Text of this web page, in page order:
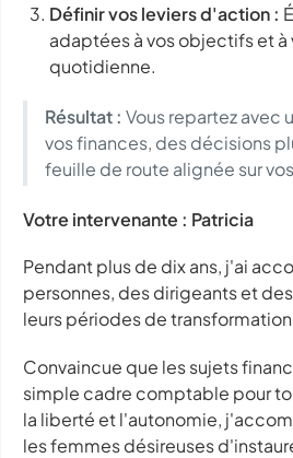
Définir vos leviers d'action :
adaptées à vos objectifs et à
quotidienne.
Résultat : Vous repartez avec
vos finances, des décisions
feuille de route alignée sur
Votre intervenante : Patricia
Pendant plus de dix ans, j'ai
personnes, des dirigeants et
leurs périodes de
Convaincue que les sujets
simple cadre comptable pour
la liberté et l'autonomie,
les femmes désireuses